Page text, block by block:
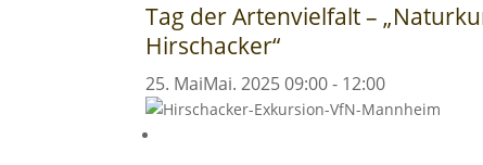
Tag der Artenvielfalt –
Hirschacker“
25. MaiMai.2025 09:00- 12:00